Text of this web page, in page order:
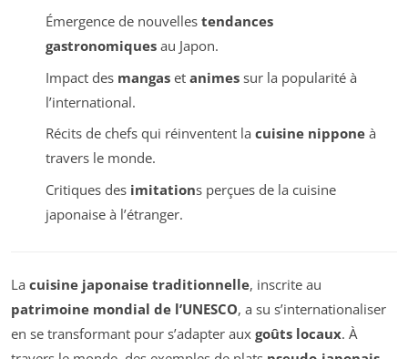
Émergence de nouvelles tendances
gastronomiquesau Japon.
Impact des mangaset animessur la popularité à
l’international.
Récits de chefs qui réinventent la cuisine nipponeà
travers le monde.
Critiques des imitations perçues de la cuisine
japonaise à l’étranger.
La cuisine japonaise traditionnelle, inscrite au
patrimoine mondial de l’UNESCO, a su s’internationaliser
en se transformant pour s’adapter aux goûts locaux. À